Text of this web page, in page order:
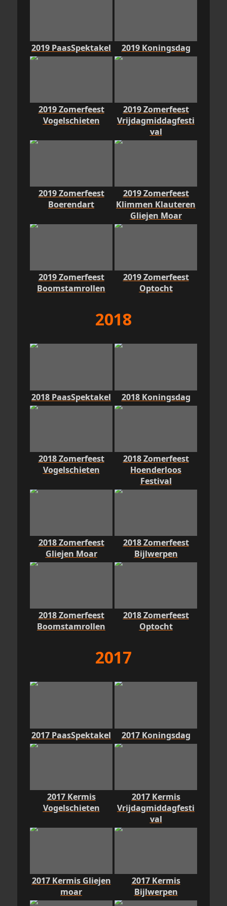
2019 PaasSpektakel 2019 Koningsdag
2019 Zomerfeest
Vogelschieten
2019 Zomerfeest
Vrijdagmiddagfesti
val
2019 Zomerfeest
Boerendart
2019 Zomerfeest
Klimmen Klauteren
Gliejen Moar
2019 Zomerfeest
Boomstamrollen
2019 Zomerfeest
Optocht
2018
2018 PaasSpektakel 2018 Koningsdag
2018 Zomerfeest
Vogelschieten
2018 Zomerfeest
Hoenderloos
Festival
2018 Zomerfeest
Gliejen Moar
2018 Zomerfeest
Bijlwerpen
2018 Zomerfeest
Boomstamrollen
2018 Zomerfeest
Optocht
2017
2017 PaasSpektakel 2017 Koningsdag
2017 Kermis
Vogelschieten
2017 Kermis
Vrijdagmiddagfesti
val
2017 Kermis Gliejen
moar
2017 Kermis
Bijlwerpen